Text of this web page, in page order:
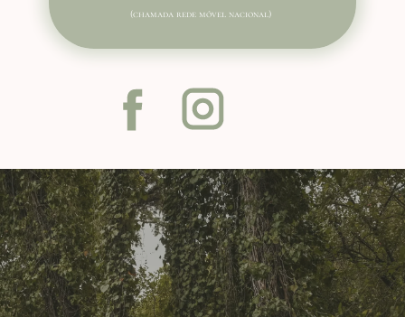
(chamada rede móvel nacional)